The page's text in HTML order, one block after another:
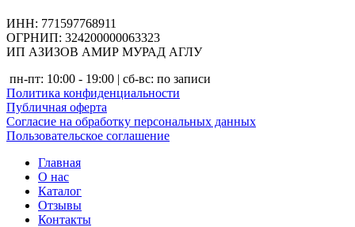
ИНН: 771597768911
ОГРНИП: 324200000063323
ИП АЗИЗОВ АМИР МУРАД АГЛУ
пн-пт: 10:00 - 19:00 | сб-вс: по записи
Политика конфиденциальности
Публичная оферта
Согласие на обработку персональных данных
Пользовательское соглашение
Главная
О нас
Каталог
Отзывы
Контакты